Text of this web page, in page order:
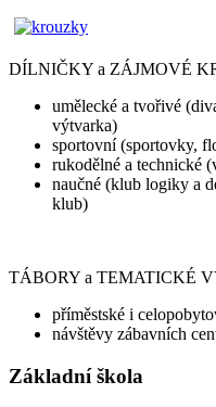
DÍLNIČKY a ZÁJMOVÉ
umělecké a tvořivé
výtvarka)
sportovní (sportovky,
rukodělné a technické
naučné (klub logiky a
klub)
TÁBORY a TEMATICKÉ
příměstské i
návštěvy zábavních
Základní škola